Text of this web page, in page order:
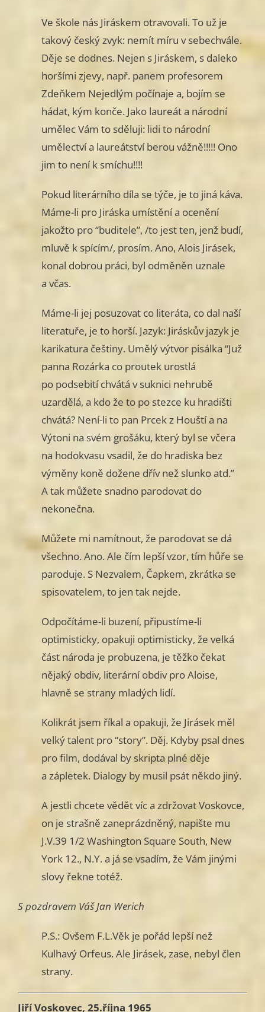
Ve škole nás Jiráskem otravovali. To už je
takový český zvyk: nemít míru v sebechvále.
Děje se dodnes. Nejen s Jiráskem, s daleko
horšími zjevy, např. panem profesorem
Zdeňkem Nejedlým počínaje a, bojím se
hádat, kým konče. Jako laureát a národní
umělec Vám to sděluji: lidi to národní
umělectví a laureátství berou vážně!!!!! Ono
jim to není k smíchu!!!!
Pokud literárního díla se týče, je to jiná káva.
Máme-li pro Jiráska umístění a ocenění
jakožto pro “buditele”, /to jest ten, jenž budí,
mluvě k spícím/, prosím. Ano, Alois Jirásek,
konal dobrou práci, byl odměněn uznale
a včas.
Máme-li jej posuzovat co literáta, co dal naší
literatuře, je to horší. Jazyk: Jiráskův jazyk je
karikatura češtiny. Umělý výtvor pisálka “Juž
panna Rozárka co proutek urostlá
po podsebití chvátá v suknici nehrubě
uzardělá, a kdo že to po stezce ku hradišti
chvátá? Není-li to pan Prcek z Houští a na
Výtoni na svém grošáku, který byl se včera
na hodokvasu vsadil, že do hradiska bez
výměny koně dožene dřív než slunko atd.”
A tak můžete snadno parodovat do
nekonečna.
Můžete mi namítnout, že parodovat se dá
všechno. Ano. Ale čím lepší vzor, tím hůře se
paroduje. S Nezvalem, Čapkem, zkrátka se
spisovatelem, to jen tak nejde.
Odpočítáme-li buzení, připustíme-li
optimisticky, opakuji optimisticky, že velká
část národa je probuzena, je těžko čekat
nějaký obdiv, literární obdiv pro Aloise,
hlavně se strany mladých lidí.
Kolikrát jsem říkal a opakuji, že Jirásek měl
velký talent pro “story”. Děj. Kdyby psal dnes
pro film, dodával by skripta plné děje
a zápletek. Dialogy by musil psát někdo jiný.
A jestli chcete vědět víc a zdržovat Voskovce,
on je strašně zaneprázdněný, napište mu
J.V.39 1/2 Washington Square South, New
York 12., N.Y. a já se vsadím, že Vám jinými
slovy řekne totéž.
S pozdravem Váš Jan Werich
P.S.: Ovšem F.L.Věk je pořád lepší než
Kulhavý Orfeus. Ale Jirásek, zase, nebyl člen
strany.
Jiří Voskovec, 25.října 1965